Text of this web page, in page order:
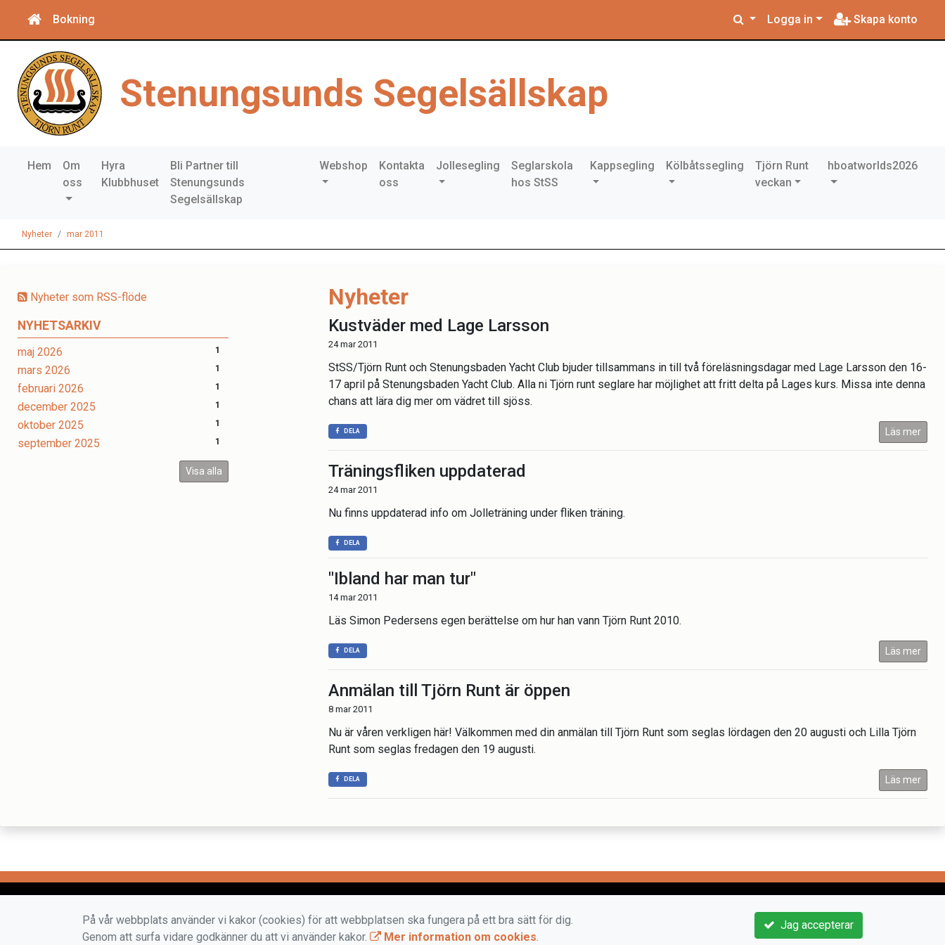
Bokning Logga in Skapa konto
Stenungsunds Segelsällskap
Hem
Om
oss
Hyra
Klubbhuset
Bli Partner till
Stenungsunds
Segelsällskap
Webshop
Kontakta
oss
Jollesegling
Seglarskola
hos StSS
Kappsegling Kölbåtssegling
Tjörn Runt
veckan
hboatworlds2026
Nyheter mar 2011
Nyheter som RSS-flöde
NYHETSARKIV
maj 2026 1
mars 2026 1
februari 2026 1
december 2025 1
oktober 2025 1
september 2025 1
Visa alla
Nyheter
Kustväder med Lage Larsson
24 mar 2011
StSS/Tjörn Runt och Stenungsbaden Yacht Club bjuder tillsammans in till två föreläsningsdagar med Lage Larsson den 16-
17 april på Stenungsbaden Yacht Club. Alla ni Tjörn runt seglare har möjlighet att fritt delta på Lages kurs. Missa inte denna
chans att lära dig mer om vädret till sjöss.
DELA Läs mer
Träningsfliken uppdaterad
24 mar 2011
Nu finns uppdaterad info om Jolleträning under fliken träning.
DELA
"Ibland har man tur"
14 mar 2011
Läs Simon Pedersens egen berättelse om hur han vann Tjörn Runt 2010.
DELA Läs mer
Anmälan till Tjörn Runt är öppen
8 mar 2011
Nu är våren verkligen här! Välkommen med din anmälan till Tjörn Runt som seglas lördagen den 20 augusti och Lilla Tjörn
Runt som seglas fredagen den 19 augusti.
DELA Läs mer
Jag accepterar
På vår webbplats använder vi kakor (cookies) för att webbplatsen ska fungera på ett bra sätt för dig.
Genom att surfa vidare godkänner du att vi använder kakor.
Mer information om cookies.